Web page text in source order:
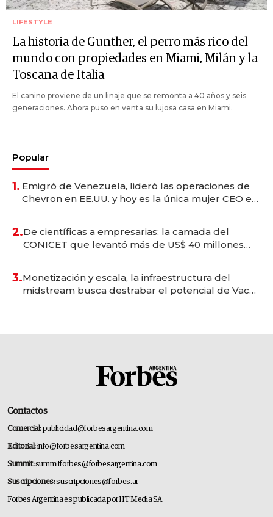
LIFESTYLE
La historia de Gunther, el perro más rico del
mundo con propiedades en Miami, Milán y la
Toscana de Italia
El canino proviene de un linaje que se remonta a 40 años y seis
generaciones. Ahora puso en venta su lujosa casa en Miami.
Popular
1. Emigró de Venezuela, lideró las operaciones de
Chevron en EE.UU. y hoy es la única mujer CEO en
2.De científicas a empresarias: la camada del
CONICET que levantó más de US$ 40 millones
3.Monetización y escala, la infraestructura del
midstream busca destrabar el potencial de Vaca
Contactos
Comercial:publicidad@forbesargentina.com
Editorial:info@forbesargentina.com
Summit:summitforbes@forbesargentina.com
Suscripciones:suscripciones@forbes.ar
Forbes Argentina es publicada por HT Media SA.